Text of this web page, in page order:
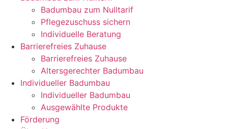
Badumbau zum Nulltarif
Pflegezuschuss sichern
Individuelle Beratung
Barrierefreies Zuhause
Barrierefreies Zuhause
Altersgerechter Badumbau
Individueller Badumbau
Individueller Badumbau
Ausgewählte Produkte
Förderung